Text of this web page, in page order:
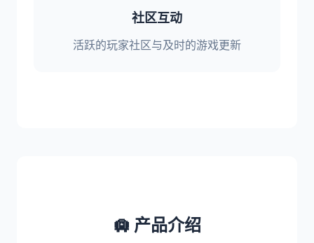
社区互动
活跃的玩家社区与及时的游戏更新
🛄 产品介绍